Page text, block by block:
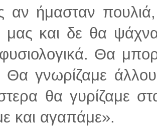
αν ήμασταν
μας και δε θα
Θα
Θα γνωρίζαμε
θα γυρίζαμε
και αγαπάμε».